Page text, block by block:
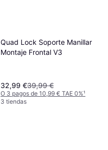
Quad Lock Soporte Manillar
Montaje Frontal V3
32,99 €39,99 €
O 3 pagos de 10,99 € TAE 0%¹
3 tiendas